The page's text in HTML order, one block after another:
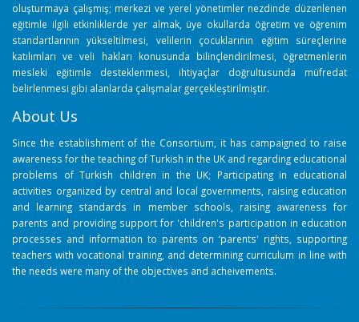
oluşturmaya çalışmış; merkezi ve yerel yönetimler nezdinde düzenlenen
eğitimle ilgili etkinliklerde yer almak, üye okullarda öğretim ve öğrenim
standartlarının yükseltilmesi, velilerin çocuklarının eğitim süreçlerine
katılımları ve veli hakları konusunda bilinçlendirilmesi, öğretmenlerin
mesleki eğitimle desteklenmesi, ihtiyaçlar doğrultusunda müfredat
belirlenmesi gibi alanlarda çalışmalar gerçekleştirilmiştir.
About Us
Since the establishment of the Consortium, it has campaigned to raise
awareness for the teaching of Turkish in the UK and regarding educational
problems of Turkish children in the UK; Participating in educational
activities organized by central and local governments, raising education
and learning standards in member schools, raising awareness for
parents and providing support for 'children's participation in education
processes and information to parents on ‘parents' rights, supporting
teachers with vocational training, and determining curriculum in line with
the needs were many of the objectives and acheivements.